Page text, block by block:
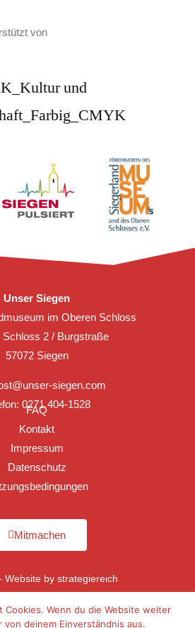
von
Unser Siegen
im Oberen Schloss
Schloss 2 / Burgstraße
57072 Siegen
siegen.com
0271 404-1528
FAQ
Kontakt
Impressum
Datenschutz
Website by strategiereich
Mitmachen
Cookies. Wenn du die Website weiter
deinem Einverständnis aus.